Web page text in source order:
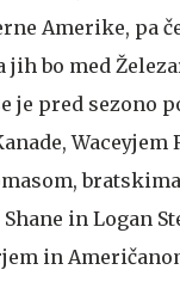
Amerike, pa
jih bo med
je pred sezono
Waceyjem
in Logan
in